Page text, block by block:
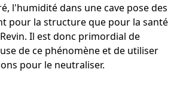
l'humidité dans une cave pose des
pour la structure que pour la santé
Il est donc primordial de
de ce phénomène et de utiliser
pour le neutraliser.